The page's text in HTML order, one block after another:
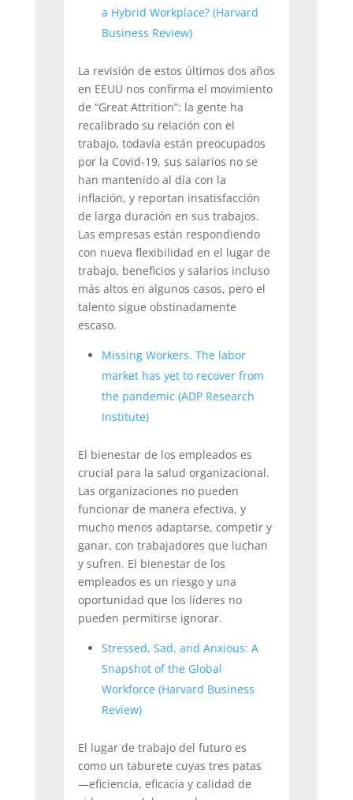
a Hybrid Workplace? (Harvard
Business Review)
La revisión de estos últimos dos años
en EEUU nos confirma el movimiento
de “Great Attrition”: la gente ha
recalibrado su relación con el
trabajo, todavía están preocupados
por la Covid-19, sus salarios no se
han mantenido al día con la
inflación, y reportan insatisfacción
de larga duración en sus trabajos.
Las empresas están respondiendo
con nueva flexibilidad en el lugar de
trabajo, beneficios y salarios incluso
más altos en algunos casos, pero el
talento sigue obstinadamente
escaso.
Missing Workers. The labor
market has yet to recover from
the pandemic (ADP Research
Institute)
El bienestar de los empleados es
crucial para la salud organizacional.
Las organizaciones no pueden
funcionar de manera efectiva, y
mucho menos adaptarse, competir y
ganar, con trabajadores que luchan
y sufren. El bienestar de los
empleados es un riesgo y una
oportunidad que los líderes no
pueden permitirse ignorar.
Stressed, Sad, and Anxious: A
Snapshot of the Global
Workforce (Harvard Business
Review)
El lugar de trabajo del futuro es
como un taburete cuyas tres patas
—eficiencia, eficacia y calidad de